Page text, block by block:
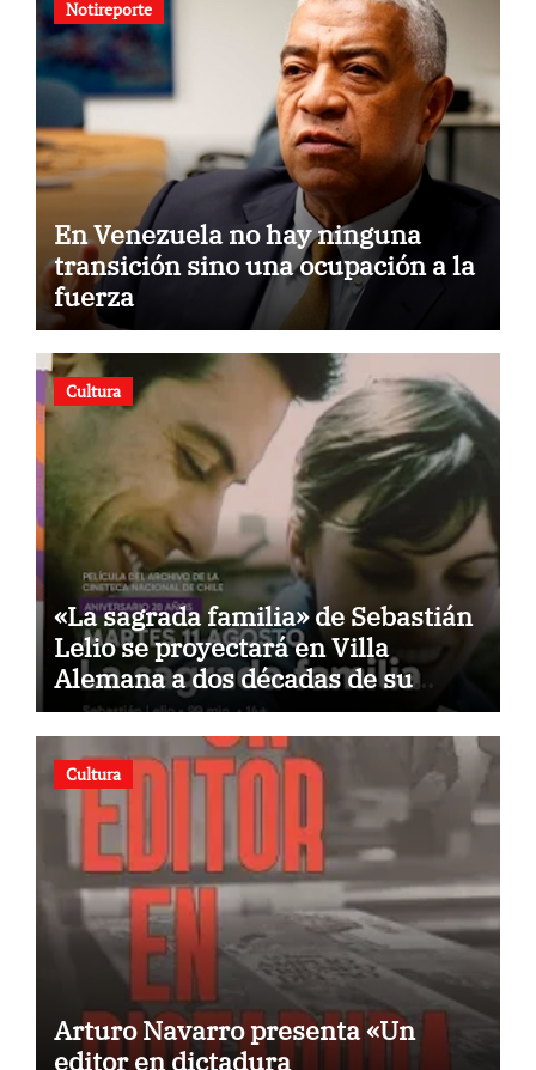
Notireporte
En Venezuela no hay ninguna
transición sino una ocupación a la
fuerza
Cultura
«La sagrada familia» de Sebastián
Lelio se proyectará en Villa
Alemana a dos décadas de su
estreno
Cultura
Arturo Navarro presenta «Un
editor en dictadura